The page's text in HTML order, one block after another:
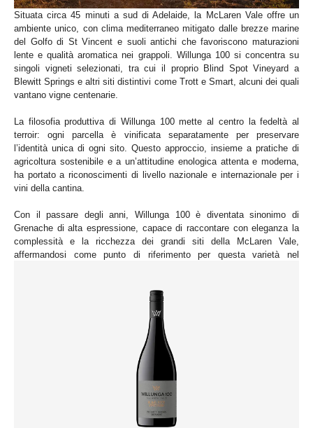
Situata circa 45 minuti a sud di Adelaide, la McLaren Vale offre un
ambiente unico, con clima mediterraneo mitigato dalle brezze marine
del Golfo di St Vincent e suoli antichi che favoriscono maturazioni
lente e qualità aromatica nei grappoli. Willunga 100 si concentra su
singoli vigneti selezionati, tra cui il proprio Blind Spot Vineyard a
Blewitt Springs e altri siti distintivi come Trott e Smart, alcuni dei quali
vantano vigne centenarie.
La filosofia produttiva di Willunga 100 mette al centro la fedeltà al
terroir: ogni parcella è vinificata separatamente per preservare
l’identità unica di ogni sito. Questo approccio, insieme a pratiche di
agricoltura sostenibile e a un’attitudine enologica attenta e moderna,
ha portato a riconoscimenti di livello nazionale e internazionale per i
vini della cantina.
Con il passare degli anni, Willunga 100 è diventata sinonimo di
Grenache di alta espressione, capace di raccontare con eleganza la
complessità e la ricchezza dei grandi siti della McLaren Vale,
affermandosi come punto di riferimento per questa varietà nel